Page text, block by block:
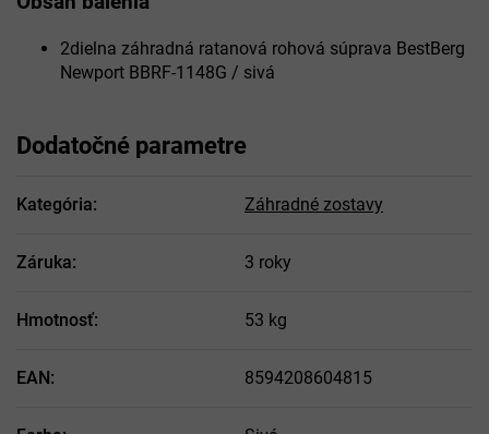
2dielna záhradná ratanová rohová súprava BestBerg
Newport BBRF-1148G / sivá
Dodatočné parametre
Kategória: Záhradné zostavy
Záruka: 3 roky
Hmotnosť: 53 kg
EAN : 8594208604815